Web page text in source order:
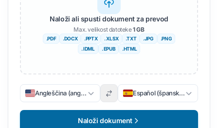
Naloži ali spusti dokument za prevod
Max. velikost datoteke1 GB
.PDF .DOCX .PPTX . XLSX .TXT .JPG
.PNG
. IDML
. EPUB .HTML
Angleščina (angleščina) Español (špansko)
Naloži dokument